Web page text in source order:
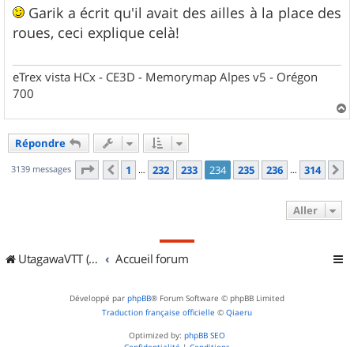
s
a
Garik a écrit qu'il avait des ailles à la place des
roues, ceci explique celà!
eTrex vista HCx - CE3D - Memorymap Alpes v5 - Orégon
700
a
Répondre
3139 messages Page 234 sur314
Précédent
1 … 232 233 234 235 236 … 314
Aller
UtagawaVTT (Randos VTT et VTTAE avec traces GPS) Accueil forum
Développé par phpBB® Forum Software © phpBB Limited
Traduction française officielle © Qiaeru
Optimized by: phpBB SEO